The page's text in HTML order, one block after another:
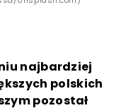
najbardziej
polskich
pozostał